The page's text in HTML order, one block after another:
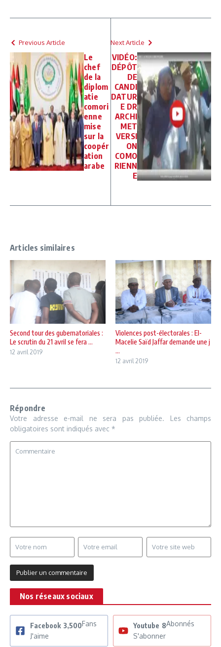
Previous Article
Le
chef
de la
diplom
atie
comori
enne
mise
sur la
coopér
ation
arabe
Next Article
VIDÉO:
DÉPÔT
DE
CANDI
DATUR
E DR
ARCHI
MET
VERSI
ON
COMO
RIENN
E
Articles similaires
Second tour des gubernatoriales :
Le scrutin du 21 avril se fera ...
12 avril 2019
Violences post-électorales : El-
Macelie Saïd Jaffar demande une j
...
12 avril 2019
Répondre
Votre adresse e-mail ne sera pas publiée.
Les champs
obligatoires sont indiqués avec *
Nos réseaux sociaux
Facebook 3,500Fans
J'aime
Youtube 8Abonnés
S'abonner